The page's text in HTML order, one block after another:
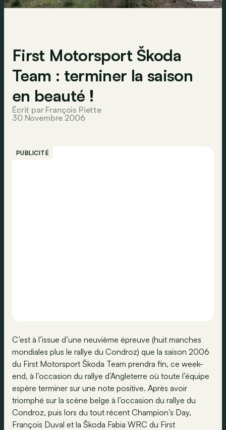
First Motorsport Škoda
Team : terminer la saison
en beauté !
Écrit par François Piette
30 Novembre 2006
PUBLICITÉ
C’est à l’issue d’une neuvième épreuve (huit manches
mondiales plus le rallye du Condroz) que la saison 2006
du First Motorsport Škoda Team prendra fin, ce week-
end, à l’occasion du rallye d’Angleterre où toute l’équipe
espère terminer sur une note positive. Après avoir
triomphé sur la scène belge à l’occasion du rallye du
Condroz, puis lors du tout récent Champion’s Day,
François Duval et la Škoda Fabia WRC du First